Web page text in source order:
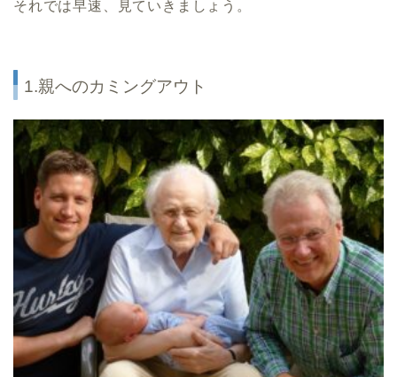
それでは早速、見ていきましょう。
1.親へのカミングアウト